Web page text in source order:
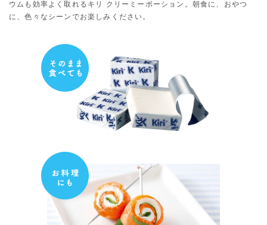
ウムも効率よく取れるキリ クリーミーポーション。 朝食に、おやつ
に、色々なシーンでお楽しみください。